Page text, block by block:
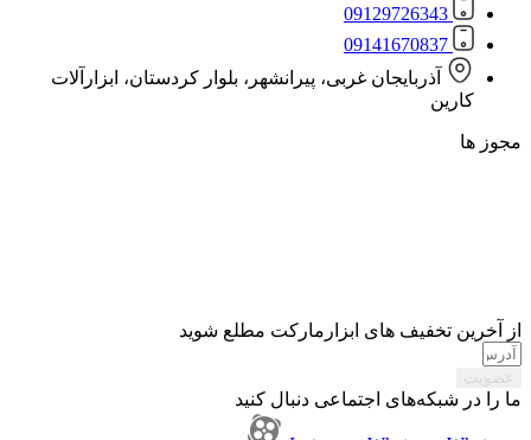
آذربایجان غربی، پیرانشهر، بلوار کردستان، ابزارآلات
های ابزارمارکت مطلع شوید
اجتماعی دنبال کنید